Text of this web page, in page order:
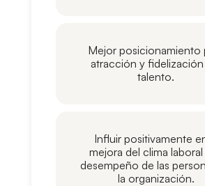
Mejor posicionamiento
atracción y
talento.
Influir positivamente
mejora del clima laboral
desempeño de las
la organización.